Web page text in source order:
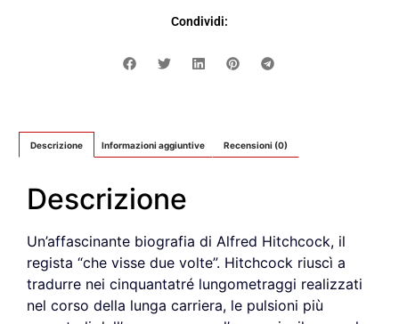
Condividi:
Descrizione Informazioni aggiuntive Recensioni (0)
Descrizione
Un’affascinante biografia di Alfred Hitchcock, il
regista “che visse due volte”. Hitchcock riuscì a
tradurre nei cinquantatré lungometraggi realizzati
nel corso della lunga carriera, le pulsioni più